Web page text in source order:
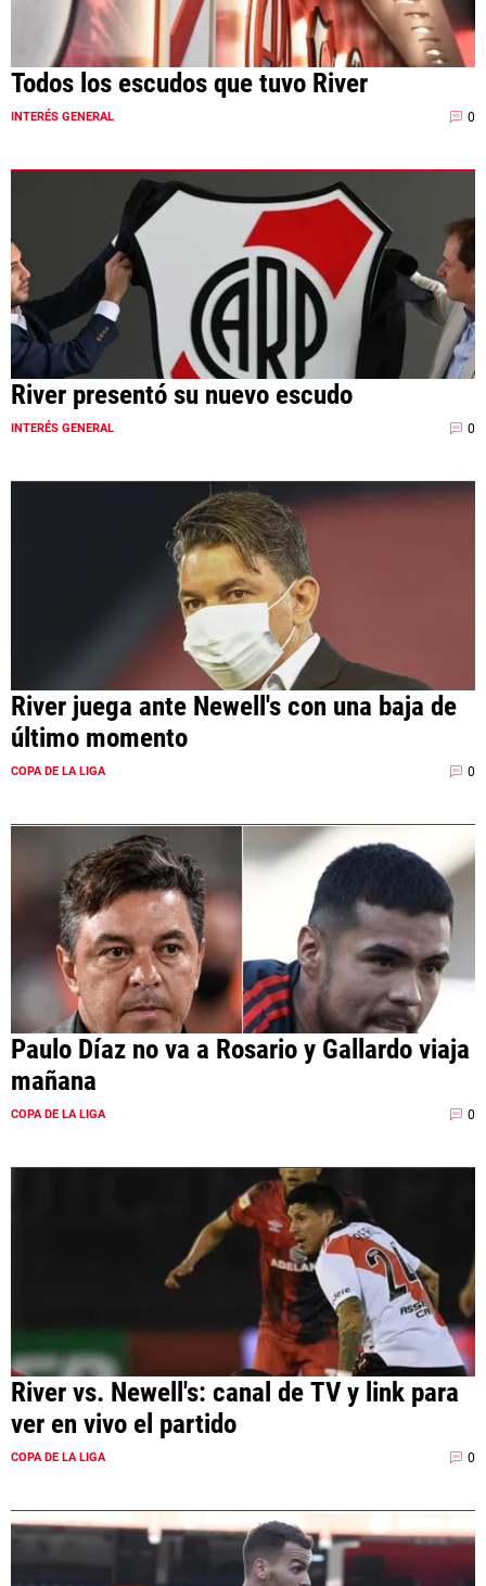
Todos los escudos que tuvo River
INTERÉS GENERAL 0
River presentó su nuevo escudo
INTERÉS GENERAL 0
River juega ante Newell's con una baja de
último momento
COPA DE LA LIGA 0
Paulo Díaz no va a Rosario y Gallardo viaja
mañana
COPA DE LA LIGA 0
River vs. Newell's: canal de TV y link para
ver en vivo el partido
COPA DE LA LIGA 0